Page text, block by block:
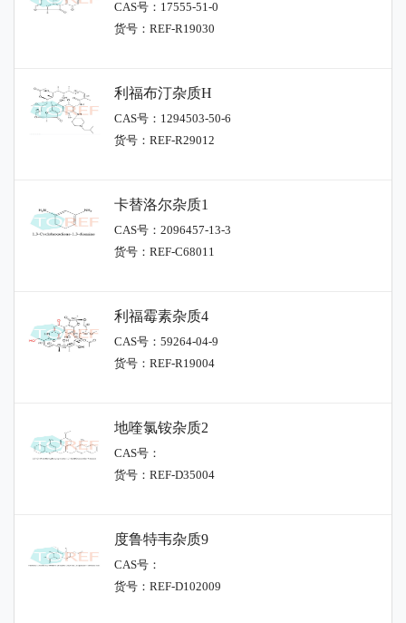
CAS号：17555-51-0
货号：REF-R19030
利福布汀杂质H
CAS号：1294503-50-6
货号：REF-R29012
卡替洛尔杂质1
CAS号：2096457-13-3
货号：REF-C68011
利福霉素杂质4
CAS号：59264-04-9
货号：REF-R19004
地喹氯铵杂质2
CAS号：
货号：REF-D35004
度鲁特韦杂质9
CAS号：
货号：REF-D102009